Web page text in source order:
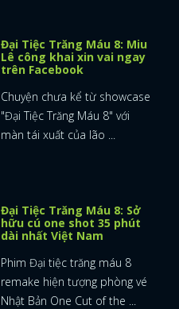
Đại Tiệc Trăng Máu 8: Miu
Lê công khai xin vai ngay
trên Facebook
Chuyện chưa kể từ showcase
"Đại Tiệc Trăng Máu 8" với
màn tái xuất của lão ...
Đại Tiệc Trăng Máu 8: Sở
hữu cú one shot 35 phút
dài nhất Việt Nam
Phim Đại tiệc trăng máu 8
remake hiện tượng phòng vé
Nhật Bản One Cut of the ...